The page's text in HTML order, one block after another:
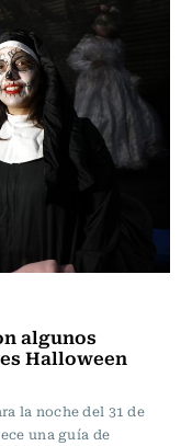
algunos
Halloween
la noche del 31 de
una guía de